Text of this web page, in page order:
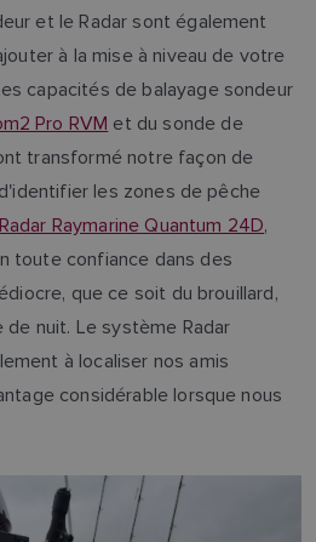
et le Radar sont également
à la mise à niveau de votre
capacités de balayage sondeur
Pro RVM et du sonde de
transformé notre façon de
les zones de pêche
Radar Raymarine Quantum 24D,
toute confiance dans des
que ce soit du brouillard,
de nuit. Le système Radar
à localiser nos amis
considérable lorsque nous